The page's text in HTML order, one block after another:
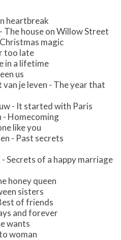
heartbreak
The house on Willow Street
magic
too late
in a lifetime
us
je leven - The year that
- It started with Paris
- Homecoming
like you
- Past secrets
Secrets of a happy marriage
honey queen
sisters
of friends
and forever
wants
woman